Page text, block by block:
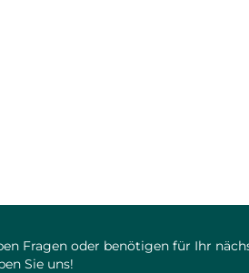
Fragen oder benötigen für Ihr
Sie uns!